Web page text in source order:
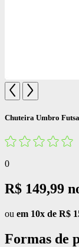
Chuteira Umbro
0
R$ 149,99
ou em 10x de R$
Formas de